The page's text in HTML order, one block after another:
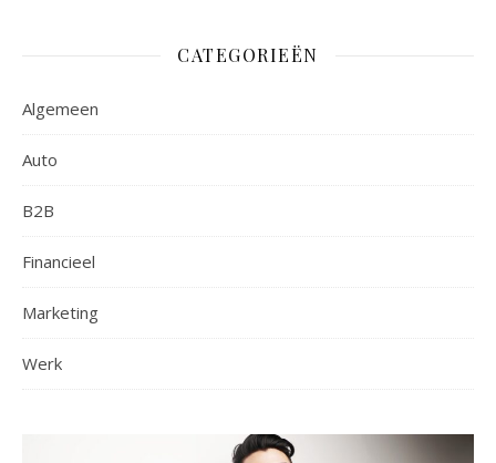
CATEGORIEËN
Algemeen
Auto
B2B
Financieel
Marketing
Werk